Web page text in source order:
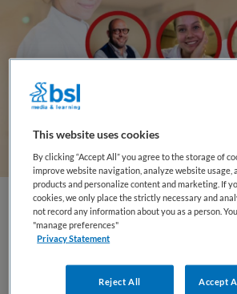
Maar wie zorgt er voor de
blijven in je werk, zowel fysiek
This website uses cookies
By clicking “Accept All” you agree to the storage of
improve website navigation, analyze website usage,
products and personalize content and marketing. If
cookies, we only place the strictly necessary and
not record any information about you as a person.
"manage preferences"
Privacy Statement
Reject All Accept